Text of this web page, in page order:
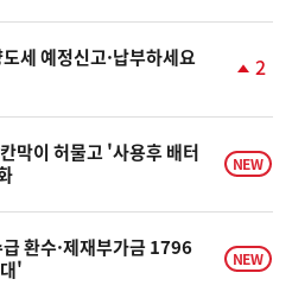
세 예정신고·납부하세요
승
2
막이 허물고 '사용후 배터
NEW
환수·제재부가금 1796
'
NEW